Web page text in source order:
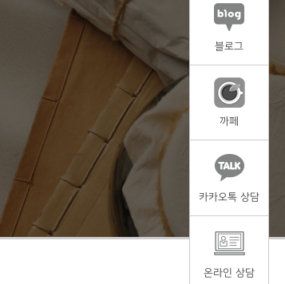
블로그
까페
카카오톡 상담
온라인 상담